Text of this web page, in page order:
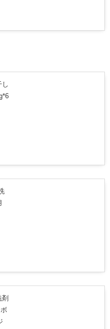
し